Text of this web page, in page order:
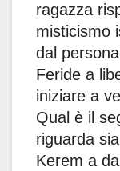
ragazza
misticismo
dal
Feride a
iniziare a
Qual è il
riguarda
Kerem a